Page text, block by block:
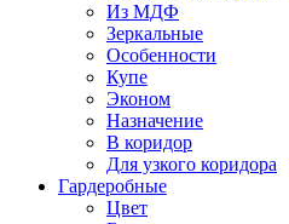
Из МДФ
Зеркальные
Особенности
Купе
Эконом
Назначение
В коридор
Для узкого коридора
Гардеробные
Цвет